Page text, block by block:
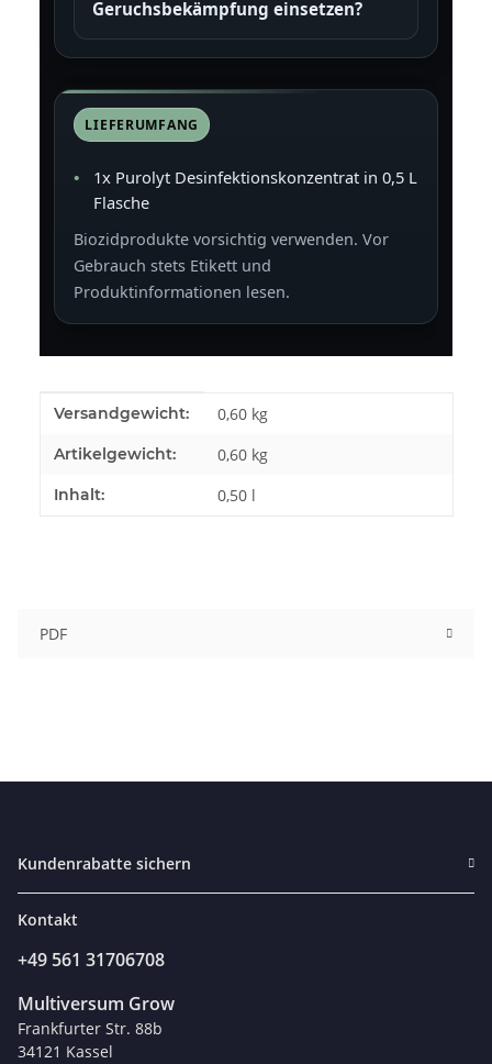
Geruchsbekämpfung einsetzen?
LIEFERUMFANG
1x Purolyt Desinfektionskonzentrat in 0,5 L
Flasche
Biozidprodukte vorsichtig verwenden. Vor
Gebrauch stets Etikett und
Produktinformationen lesen.
Produkteigenschaft
Wert
Versandgewicht: 0,60 kg
Artikelgewicht: 0,60 kg
Inhalt: 0,50 l
PDF
Kundenrabatte sichern
Kontakt
+49 561 31706708
Multiversum Grow
Frankfurter Str. 88b
34121 Kassel